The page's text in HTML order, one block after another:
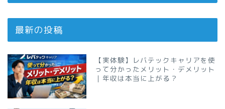
最新の投稿
【実体験】レバテックキャリアを使
って分かったメリット・デメリット
｜年収は本当に上がる？